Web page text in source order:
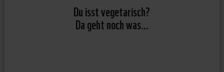
Du isst vegetarisch?
Da geht noch was…